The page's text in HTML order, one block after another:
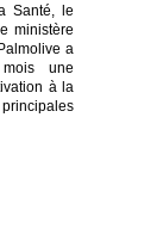
Santé, le
ministère
a
une
à la